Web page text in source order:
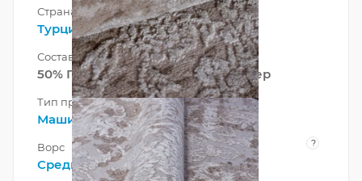
Страна
Турция
Состав ворса
50% Полипропилен 50% Полиэстер
Тип производства
Машинный
Ворс ?
Средний